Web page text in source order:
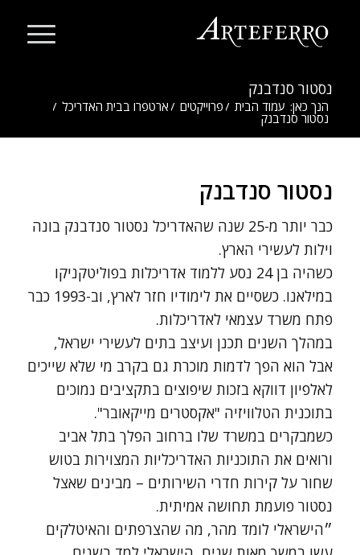
נסטור סנדבנק
הנך כאן: עמוד הבית / פרוייקטים / ארטפרו בבית האדריכל /
נסטור סנדבנק
נסטור סנדבנק
כבר יותר מ-25 שנה שהאדריכל נסטור סנדבנק בונה
וילות לעשירי הארץ.
כשהיה בן 24 נסע ללמוד אדריכלות בפוליטקניקו
במילאנו. כשסיים את לימודיו חזר לארץ, וב-1993 כבר
פתח משרד עצמאי לאדריכלות.
במהלך השנים תכנן ועיצב בתים לעשירי ישראל,
אבל הוא הפך לדמות מוכרת גם בקרב מי שלא שייכים
לאלפיון דווקא בזכות שיפוצים בתקציבים נמוכים
בתוכנית הטלוויזיה "אקסטרים מייקאובר".
כשמבקרים במשרד שלו ברחוב הפלך בתל אביב
ורואים את התוכניות האדריכליות המצוירות בטוש
שחור על קירות חדרי השירותים – מבינים שאצל
נסטור פועמת תחושה אמיתית.
״הישראלי לומד מהר, מה שהצרפתים והאיטלקים